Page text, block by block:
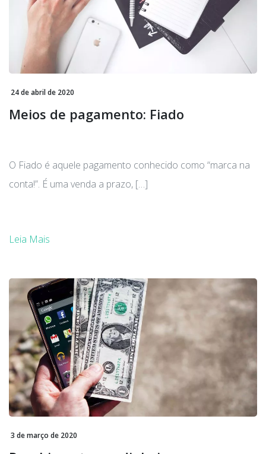
24 de abril de 2020
Meios de pagamento: Fiado
O Fiado é aquele pagamento conhecido como “marca na
conta!”. É uma venda a prazo, […]
Leia Mais
3 de março de 2020